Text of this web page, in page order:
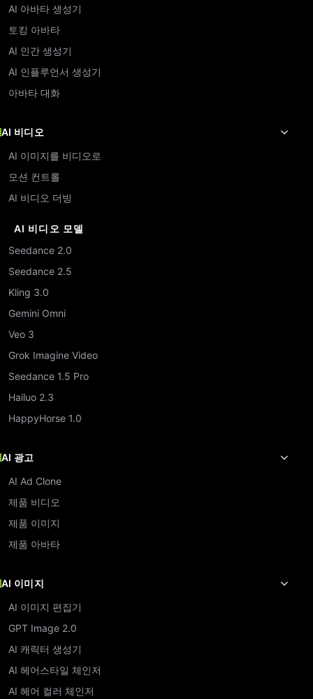
AI 이미지
AI 이미지 편집기
GPT Image 2.0
AI 캐릭터 생성기
AI 헤어스타일 체인저
AI 헤어 컬러 체인저
AI 아바타 생성기
토킹 아바타
AI 인간 생성기
AI 인플루언서 생성기
아바타 대화
AI 비디오
AI 이미지를 비디오로
모션 컨트롤
AI 비디오 더빙
AI 비디오 모델
Seedance 2.0
Seedance 2.5
Kling 3.0
Gemini Omni
Veo 3
Grok Imagine Video
Seedance 1.5 Pro
Hailuo 2.3
HappyHorse 1.0
AI 광고
AI Ad Clone
제품 비디오
제품 이미지
제품 아바타